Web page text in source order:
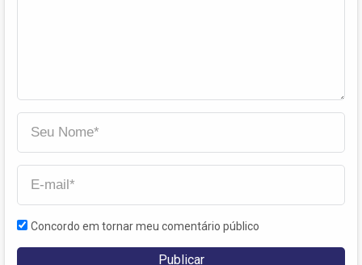
Concordo em tornar meu comentário público